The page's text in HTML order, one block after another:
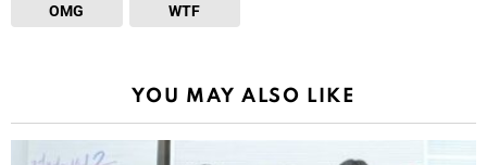
OMG WTF
YOU MAY ALSO LIKE